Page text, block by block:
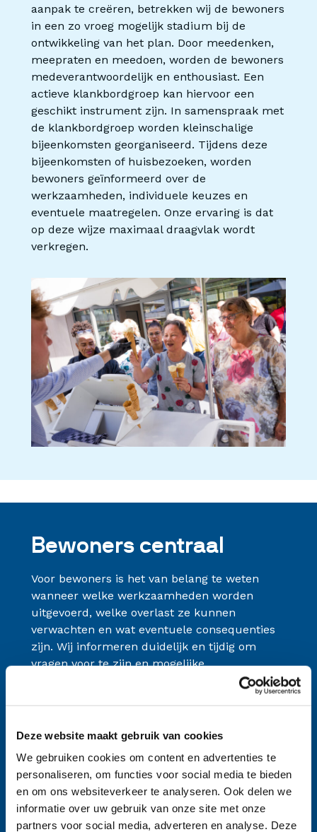
Deze website maakt gebruik van cookies
We gebruiken cookies om content en advertenties te
personaliseren, om functies voor social media te bieden
en om ons websiteverkeer te analyseren. Ook delen we
informatie over uw gebruik van onze site met onze
partners voor social media, adverteren en analyse. Deze
aanpak te creëren, betrekken wij de bewoners
in een zo vroeg mogelijk stadium bij de
ontwikkeling van het plan. Door meedenken,
meepraten en meedoen, worden de bewoners
medeverantwoordelijk en enthousiast. Een
actieve klankbordgroep kan hiervoor een
geschikt instrument zijn. In samenspraak met
de klankbordgroep worden kleinschalige
bijeenkomsten georganiseerd. Tijdens deze
bijeenkomsten of huisbezoeken, worden
bewoners geïnformeerd over de
werkzaamheden, individuele keuzes en
eventuele maatregelen. Onze ervaring is dat
op deze wijze maximaal draagvlak wordt
verkregen.
Bewoners centraal
Voor bewoners is het van belang te weten
wanneer welke werkzaamheden worden
uitgevoerd, welke overlast ze kunnen
verwachten en wat eventuele consequenties
zijn. Wij informeren duidelijk en tijdig om
vragen voor te zijn en mogelijke
worden de bewoners door een van onze
bewonersconsulenten begeleid. De
bewonersconsulent lost problemen op en
geeft antwoord op vragen. Ook het bieden van
tijdelijke voorzieningen en soms ook gewoon
een luisterend oor, behoren tot onze